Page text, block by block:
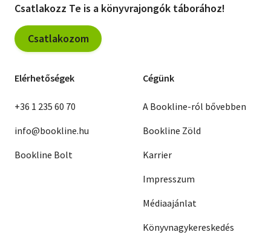
Csatlakozz Te is a könyvrajongók táborához!
Csatlakozom
Elérhetőségek
+36 1 235 60 70
info@bookline.hu
Bookline Bolt
Cégünk
A Bookline-ról bővebben
Bookline Zöld
Karrier
Impresszum
Médiaajánlat
Könyvnagykereskedés